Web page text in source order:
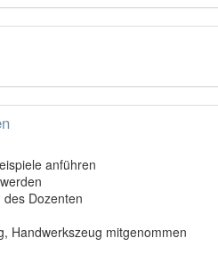
anführen
Dozenten
Handwerkszeug mitgenommen